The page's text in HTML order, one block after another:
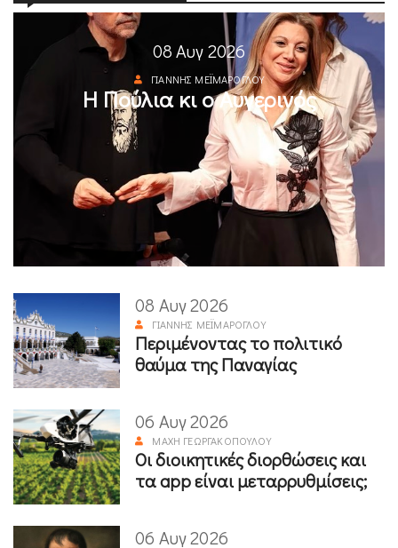
08 Αυγ 2026
ΓΙΆΝΝΗΣ ΜΕΪΜΆΡΟΓΛΟΥ
Η Πούλια κι ο Αυγερινός
08 Αυγ 2026
ΓΙΆΝΝΗΣ ΜΕΪΜΆΡΟΓΛΟΥ
Περιμένοντας το πολιτικό
θαύμα της Παναγίας
06 Αυγ 2026
ΜΆΧΗ ΓΕΩΡΓΑΚΟΠΟΎΛΟΥ
Οι διοικητικές διορθώσεις και
τα app είναι μεταρρυθμίσεις;
06 Αυγ 2026